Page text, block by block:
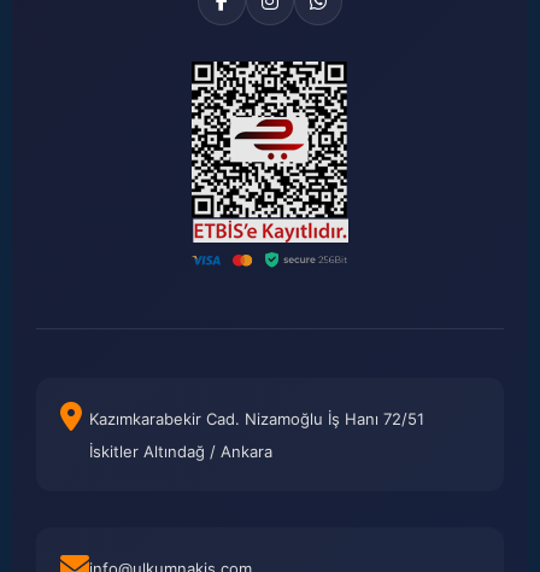
Kazımkarabekir Cad. Nizamoğlu İş Hanı 72/51
İskitler Altındağ / Ankara